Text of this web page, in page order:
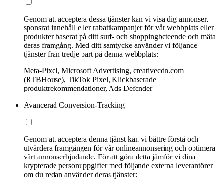
Genom att acceptera dessa tjänster kan vi visa dig annonser,
sponsrat innehåll eller rabattkampanjer för vår webbplats eller
produkter baserat på ditt surf- och shoppingbeteende och mäta
deras framgång. Med ditt samtycke använder vi följande
tjänster från tredje part på denna webbplats:
Meta-Pixel, Microsoft Advertising, creativecdn.com
(RTBHouse), TikTok Pixel, Klickbaserade
produktrekommendationer, Ads Defender
Avancerad Conversion-Tracking
Genom att acceptera denna tjänst kan vi bättre förstå och
utvärdera framgången för vår onlineannonsering och optimera
vårt annonserbjudande. För att göra detta jämför vi dina
krypterade personuppgifter med följande externa leverantörer
om du redan använder deras tjänster: